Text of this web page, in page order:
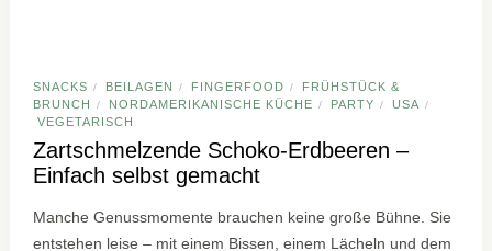
SNACKS / BEILAGEN / FINGERFOOD /
FRÜHSTÜCK &
BRUNCH
/ NORDAMERIKANISCHE KÜCHE / PARTY / USA /
VEGETARISCH
Zartschmelzende Schoko-Erdbeeren –
Einfach selbst gemacht
Manche Genussmomente brauchen keine große Bühne. Sie
entstehen leise – mit einem Bissen, einem Lächeln und dem